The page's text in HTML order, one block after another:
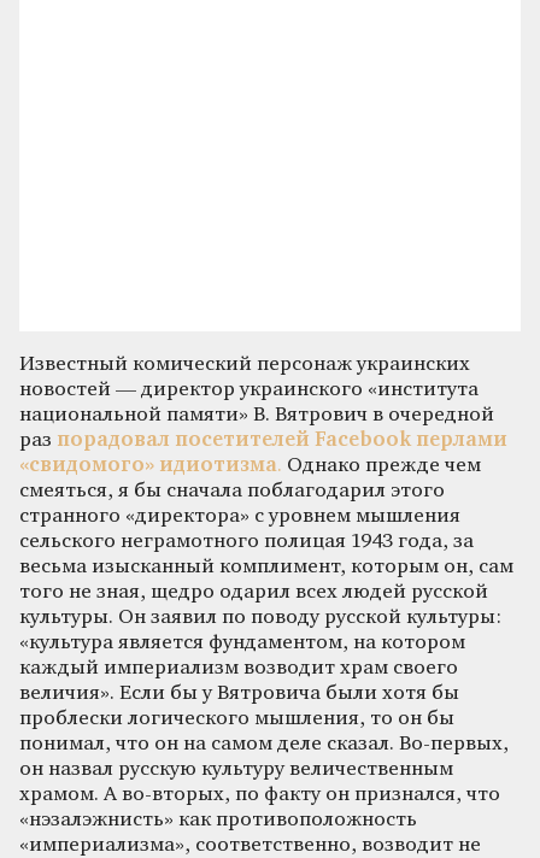
Известный комический персонаж украинских
новостей — директор украинского «института
национальной памяти» В. Вятрович в очередной
раз порадовал посетителей Facebook перлами
«свидомого» идиотизма. Однако прежде чем
смеяться, я бы сначала поблагодарил этого
странного «директора» с уровнем мышления
сельского неграмотного полицая 1943 года, за
весьма изысканный комплимент, которым он, сам
того не зная, щедро одарил всех людей русской
культуры. Он заявил по поводу русской культуры:
«культура является фундаментом, на котором
каждый империализм возводит храм своего
величия». Если бы у Вятровича были хотя бы
проблески логического мышления, то он бы
понимал, что он на самом деле сказал. Во-первых,
он назвал русскую культуру величественным
храмом. А во-вторых, по факту он признался, что
«нэзалэжнисть» как противоположность
«империализма», соответственно, возводит не